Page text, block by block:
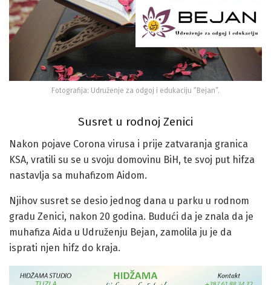
Fotografija: Udruženje za odgoj i edukaciju “Bejan”.
Susret u rodnoj Zenici
Nakon pojave Corona virusa i prije zatvaranja granica
KSA, vratili su se u svoju domovinu BiH, te svoj put hifza
nastavlja sa muhafizom Aidom.
Njihov susret se desio jednog dana u parku u rodnom
gradu Zenici, nakon 20 godina. Budući da je znala da je
muhafiza Aida u Udruženju Bejan, zamolila ju je da
isprati njen hifz do kraja.